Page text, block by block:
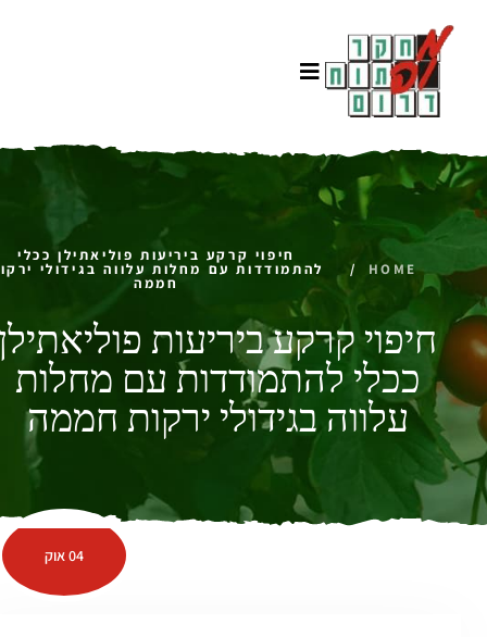
HOME
/
חיפוי קרקע ביריעות פוליאתילן ככלי
להתמודדות עם מחלות עלווה בגידולי
חממה
חיפוי קרקע ביריעות
ככלי להתמודדות עם מחלות
עלווה בגידולי ירקות חממה
04 אוק